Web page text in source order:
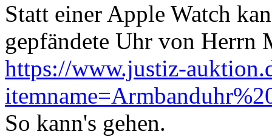
Statt einer Apple Watch
gepfändete Uhr von Herrn
https://www.justiz-
So kann's gehen.